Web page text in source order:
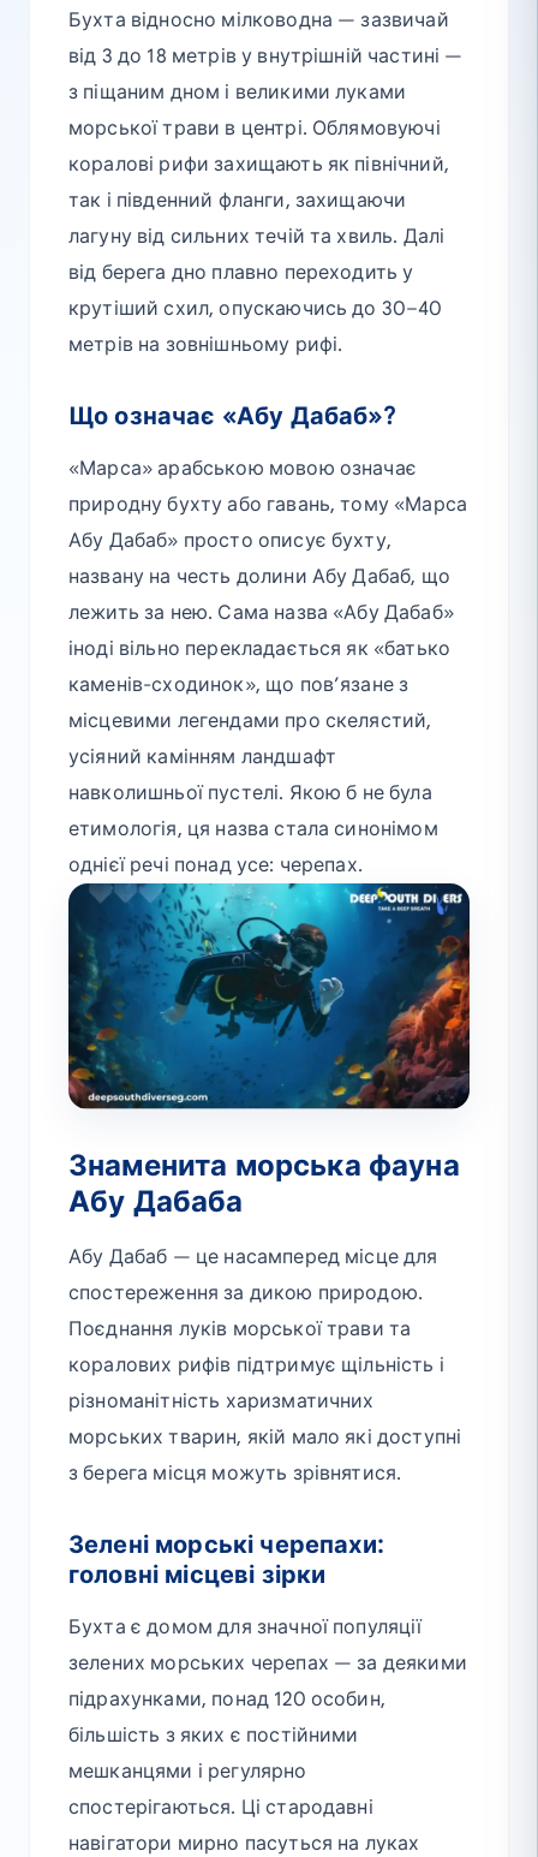
Бухта відносно мілководна — зазвичай
від 3 до 18 метрів у внутрішній частині —
з піщаним дном і великими луками
морської трави в центрі. Облямовуючі
коралові рифи захищають як північний,
так і південний фланги, захищаючи
лагуну від сильних течій та хвиль. Далі
від берега дно плавно переходить у
крутіший схил, опускаючись до 30–40
метрів на зовнішньому рифі.
Що означає «Абу Дабаб»?
«Марса» арабською мовою означає
природну бухту або гавань, тому «Марса
Абу Дабаб» просто описує бухту,
названу на честь долини Абу Дабаб, що
лежить за нею. Сама назва «Абу Дабаб»
іноді вільно перекладається як «батько
каменів-сходинок», що пов’язане з
місцевими легендами про скелястий,
усіяний камінням ландшафт
навколишньої пустелі. Якою б не була
етимологія, ця назва стала синонімом
однієї речі понад усе: черепах.
Знаменита морська фауна
Абу Дабаба
Абу Дабаб — це насамперед місце для
спостереження за дикою природою.
Поєднання луків морської трави та
коралових рифів підтримує щільність і
різноманітність харизматичних
морських тварин, якій мало які доступні
з берега місця можуть зрівнятися.
Зелені морські черепахи:
головні місцеві зірки
Бухта є домом для значної популяції
зелених морських черепах — за деякими
підрахунками, понад 120 особин,
більшість з яких є постійними
мешканцями і регулярно
спостерігаються. Ці стародавні
навігатори мирно пасуться на луках